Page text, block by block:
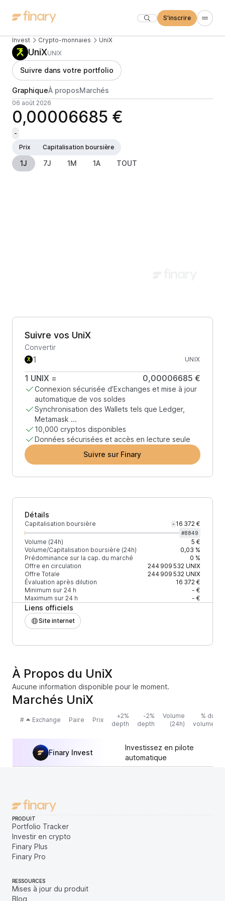
S'inscrire
Invest Crypto-monnaies UniX
UniXUNIX
Suivre dans votre portfolio
GraphiqueÀ proposMarchés
06 août 2026
0,00006685 €
-
Prix
Capitalisation boursière
1J 7J 1M 1A TOUT
Suivre vos UniX
Convertir
UNIX
1 UNIX = 0,00006685 €
Connexion sécurisée d’Exchanges et mise à jour
automatique de vos soldes
Synchronisation des Wallets tels que Ledger,
Metamask ...
10,000 cryptos disponibles
Données sécurisées et accès en lecture seule
Suivre sur Finary
Détails
Capitalisation boursière - 16 372 €
#8849
Volume (24h)
5 €
Volume/Capitalisation boursière (24h)
0,03 %
Prédominance sur la cap. du marché
0 %
Offre en circulation
244 909 532UNIX
Offre Totale
244 909 532UNIX
Évaluation après dilution
16 372 €
Minimum sur 24 h
- €
Maximum sur 24 h
- €
Liens officiels
Site internet
À Propos du UniX
Aucune information disponible pour le moment.
Marchés UniX
# Exchange Paire Prix
+2%
depth
-2%
depth
Volume
(24h)
% du
volume
Finary Invest
Investissez en pilote
automatique
PRODUIT
Portfolio Tracker
Investir en crypto
Finary Plus
Finary Pro
RESSOURCES
Mises à jour du produit
Blog